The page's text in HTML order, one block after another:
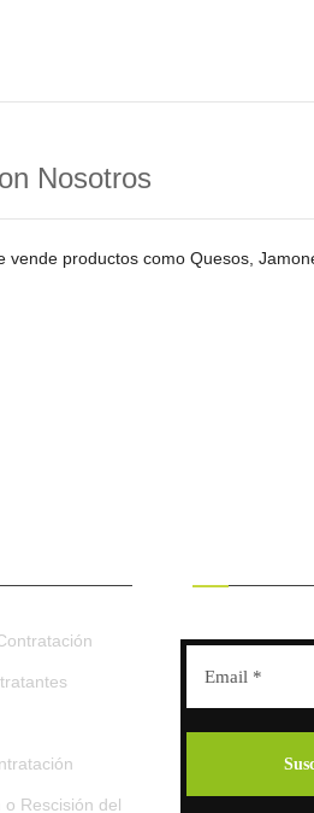
Nosotros
productos como Quesos,
o Rescisión del